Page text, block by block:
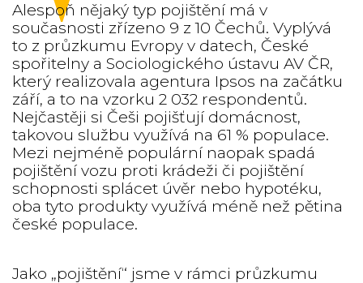
Alespoň nějaký typ pojištění má v
současnosti zřízeno 9 z 10 Čechů. Vyplývá
to z průzkumu Evropy v datech, České
spořitelny a Sociologického ústavu AV ČR,
který realizovala agentura Ipsos na začátku
září, a to na vzorku 2 032 respondentů.
Nejčastěji si Češi pojišťují domácnost,
takovou službu využívá na 61 % populace.
Mezi nejméně populární naopak spadá
pojištění vozu proti krádeži či pojištění
schopnosti splácet úvěr nebo hypotéku,
oba tyto produkty využívá méně než pětina
české populace.
Jako „pojištění“ jsme v rámci průzkumu